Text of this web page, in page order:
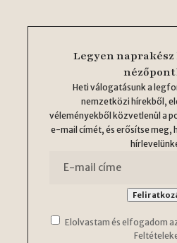
Legyen
Heti válogatásunk a
nemzetközi hírekből,
véleményekből közvetlenül a
e-mail címét, és erősítse meg,
Elolvastam és elfogadom